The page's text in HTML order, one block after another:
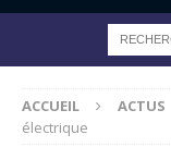
ACCUEIL ACTUS
électrique